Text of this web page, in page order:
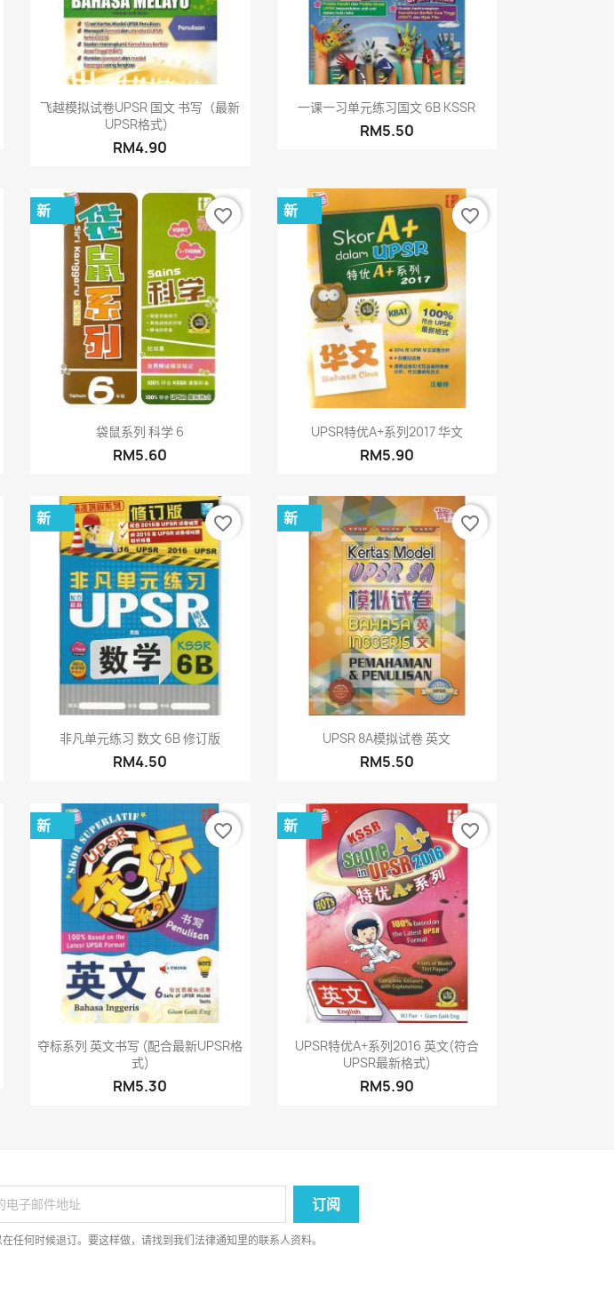
 快速查看
飞越模拟试卷UPSR 国文 书写（最新
UPSR格式）
RM4.90
快速查看
一课一习单元练习国文 6B KSSR
RM5.50
快速查看
袋鼠系列 科学 6
RM5.60
新 favorite_border
快速查看
UPSR特优A+系列2017 华文
RM5.90
新 favorite_border
快速查看
非凡单元练习 数文 6B 修订版
RM4.50
新 favorite_border
快速查看
UPSR 8A模拟试卷 英文
RM5.50
新 favorite_border
快速查看
夺标系列 英文书写 (配合最新UPSR格
式)
RM5.30
新 favorite_border
快速查看
UPSR特优A+系列2016 英文(符合
UPSR最新格式)
RM5.90
新 favorite_border
任何时候退订。要这样做，请找到我们法律通知里的联系人资料。